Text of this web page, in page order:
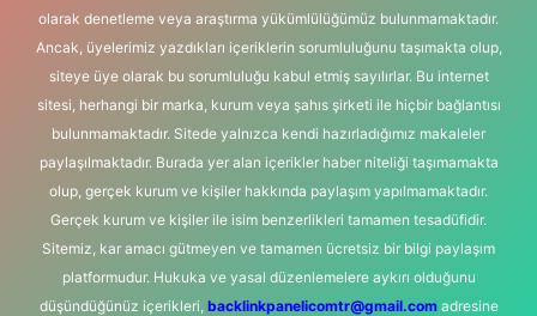
olarak denetleme veya araştırma yükümlülüğümüz bulunmamaktadır.
Ancak, üyelerimiz yazdıkları içeriklerin sorumluluğunu taşımakta olup,
siteye üye olarak bu sorumluluğu kabul etmiş sayılırlar. Bu internet
sitesi, herhangi bir marka, kurum veya şahıs şirketi ile hiçbir bağlantısı
bulunmamaktadır. Sitede yalnızca kendi hazırladığımız makaleler
paylaşılmaktadır. Burada yer alan içerikler haber niteliği taşımamakta
olup, gerçek kurum ve kişiler hakkında paylaşım yapılmamaktadır.
Gerçek kurum ve kişiler ile isim benzerlikleri tamamen tesadüfidir.
Sitemiz, kar amacı gütmeyen ve tamamen ücretsiz bir bilgi paylaşım
platformudur. Hukuka ve yasal düzenlemelere aykırı olduğunu
düşündüğünüz içerikleri, backlinkpanelicomtr@gmail.comadresine